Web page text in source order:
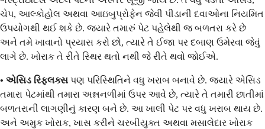
ચેપ, આલ્કોહોલ અથવા આઇબુપ્રોફેન જેવી પીડાની દવાઓના નિયમિત
ઉપયોગથી થઈ શકે છે. જ્યારે તમારું પેટ પહેલેથી જ બળતરા કરે છે
અને તમે ખાવાનો પ્રયાસ કરો છો, ત્યારે તે ઈજા પર દબાણ ઉમેરવા જેવું
લાગે છે. ખોરાક તે રીતે સ્થિર થતો નથી જે રીતે થવો જોઈએ.
• એસિડ રિફ્લક્સ પણ પરિસ્થિતિને વધુ ખરાબ બનાવે છે. જ્યારે એસિડ
તમારા પેટમાંથી તમારા અન્નનળીમાં ઉપર આવે છે, ત્યારે તે તમારી છાતીમાં
બળતરાની લાગણીનું કારણ બને છે. આ ખાલી પેટ પર વધુ ખરાબ થાય છે.
અને અમુક ખોરાક, ખાસ કરીને ચરબીયુક્ત અથવા મસાલેદાર ખોરાક